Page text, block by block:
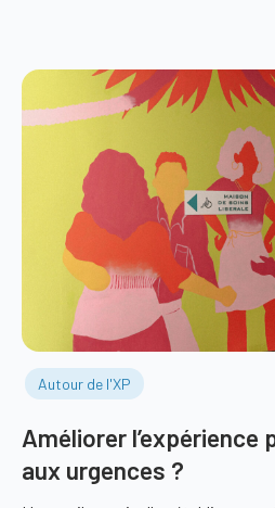
Autour de l'XP
Améliorer l’expérience
aux urgences ?